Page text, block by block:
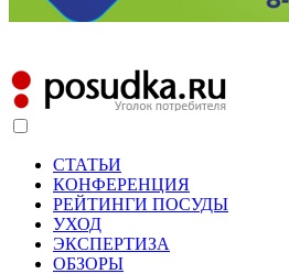
СТАТЬИ
КОНФЕРЕНЦИЯ
РЕЙТИНГИ ПОСУДЫ
УХОД
ЭКСПЕРТИЗА
ОБЗОРЫ